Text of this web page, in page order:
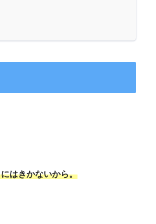
はきかないから。